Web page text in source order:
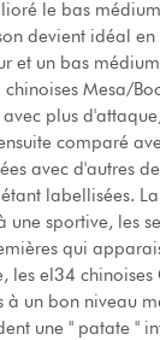
le bas
devient idéal
et un bas
Mesa/
plus
comparé
avec d'autres
labellisées.
sportive, les
qui
les el34 chinoises
un bon niveau
une " patate "